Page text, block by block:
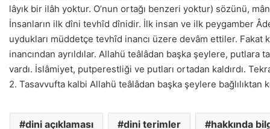
lâyık bir ilâh yoktur. O’nun ortağı benzeri yoktur) sözünü,
İnsanların ilk dîni tevhîd dînidir. İlk insan ve ilk peygamber
uydukları müddetçe tevhîd inancı üzere devâm ettiler. Fakat
inancından ayrıldılar. Allahü teâlâdan başka şeylere,
vardı. İslâmiyet, putperestliği ve putları ortadan kaldırdı.
2. Tasavvufta kalbi Allahü teâlâdan başka şeylere bağlılıktan
dini açıklaması dini terimler hakkında